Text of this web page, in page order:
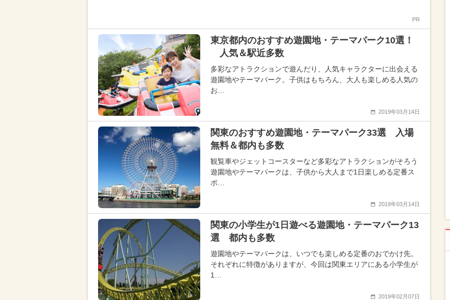
PR
東京都内のおすすめ遊園地・テーマパーク10選！
人気＆駅近多数
多彩なアトラクションで遊んだり、人気キャラクターに出会える
遊園地やテーマパーク。子供はもちろん、大人も楽しめる人気の
お…
2019年03月14日
関東のおすすめ遊園地・テーマパーク33選 入場
無料＆都内も多数
観覧車やジェットコースターなど多彩なアトラクションがそろう
遊園地やテーマパークは、子供から大人まで1日楽しめる定番ス
ポ…
2019年03月14日
関東の小学生が1日遊べる遊園地・テーマパーク13
選 都内も多数
遊園地やテーマパークは、いつでも楽しめる定番のおでかけ先。
それぞれに特徴がありますが、今回は関東エリアにある小学生が
1…
2019年02月07日